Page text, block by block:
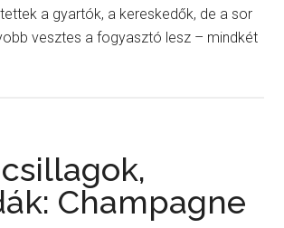
a gyartók, a kereskedők, de a sor
vesztes a fogyasztó lesz – mindkét
Champagne